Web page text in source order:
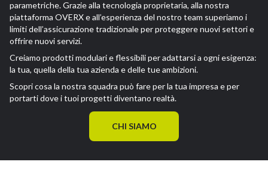
parametriche. Grazie alla tecnologia proprietaria, alla nostra
piattaforma OVERX e all’esperienza del nostro team superiamo i
limiti dell’assicurazione tradizionale per proteggere nuovi settori e
offrire nuovi servizi.
Creiamo prodotti modulari e flessibili per adattarsi a ogni esigenza:
la tua, quella della tua azienda e delle tue ambizioni.
Scopri cosa la nostra squadra può fare per la tua impresa e per
portarti dove i tuoi progetti diventano realtà.
CHI SIAMO